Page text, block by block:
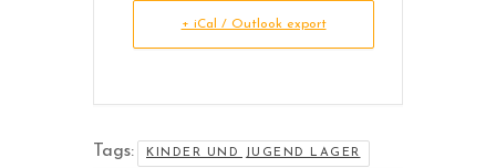
+ iCal / Outlook export
Tags: KINDER UND JUGEND LAGER